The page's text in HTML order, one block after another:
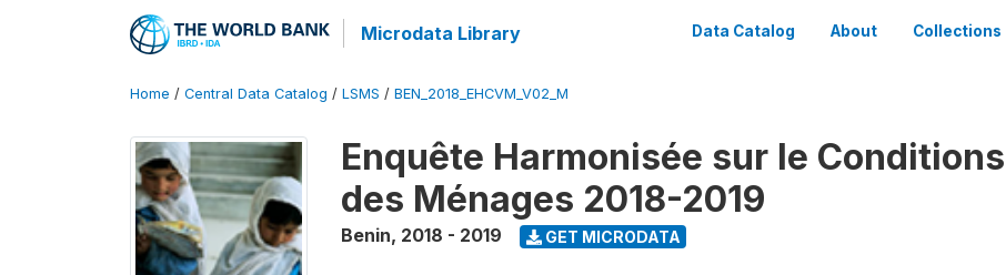
Microdata Library Data Catalog About Collections
Home / Central Data Catalog / LSMS / BEN_2018_EHCVM_V02_M
Enquête Harmonisée sur le
des Ménages 2018-2019
Benin, 2018 - 2019 GET MICRODATA